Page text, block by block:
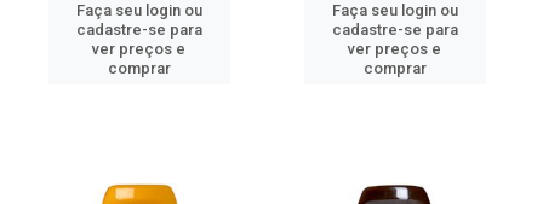
Faça seu login ou
cadastre-se para
ver preços e
comprar
Faça seu login ou
cadastre-se para
ver preços e
comprar